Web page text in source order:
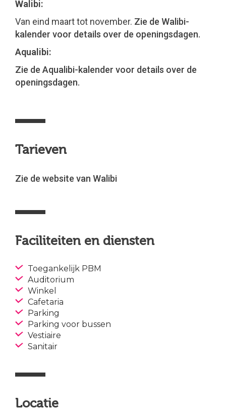
Walibi:
Van eind maart tot november. Zie de Walibi-
kalender voor details over de openingsdagen.
Aqualibi:
Zie de Aqualibi-kalender voor details over de
openingsdagen.
Tarieven
Zie de website van Walibi
Faciliteiten en diensten
Toegankelijk PBM
Auditorium
Winkel
Cafetaria
Parking
Parking voor bussen
Vestiaire
Sanitair
Locatie